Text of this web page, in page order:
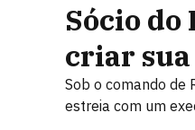
Sócio do
criar sua
Sob o comando de
estreia com um